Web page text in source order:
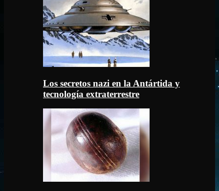
Los secretos nazi en la Antártida y
tecnología extraterrestre